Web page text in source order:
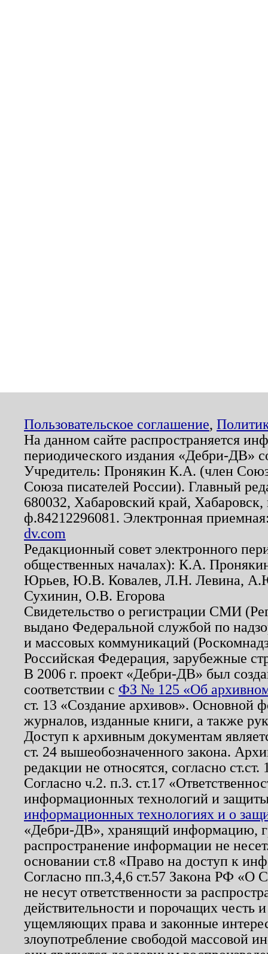
Пользовательское соглашение,
На данном сайте распространяется
периодического издания «Дебри-ДВ»
Учредитель: Пронякин К.А. (член
Союза писателей России). Главный
680032, Хабаровский край,
ф.84212296081. Электронная
dv.com
Редакционный совет электронного
общественных началах): К.А.
Юрьев, Ю.В. Ковалев, Л.Н. Левина,
Сухинин, О.В. Егорова
Свидетельство о регистрации СМИ
выдано Федеральной службой по
и массовых коммуникаций
Российская Федерация, зарубежные
В 2006 г. проект «Дебри-ДВ» был
соответствии с ФЗ № 125 «Об
ст. 13 «Создание архивов». Основной
журналов, изданные книги, а также
Доступ к архивным документам
ст. 24 вышеобозначенного закона.
редакции не относятся, согласно
Согласно ч.2. п.3. ст.17
информационных технологий и
информационных технологиях и о
«Дебри-ДВ», хранящий информацию,
распространение информации не
основании ст.8 «Право на доступ к
Согласно пп.3,4,6 ст.57 Закона РФ «О
не несут ответственности за
действительности и порочащих честь
ущемляющих права и законные
злоупотребление свободой массовой